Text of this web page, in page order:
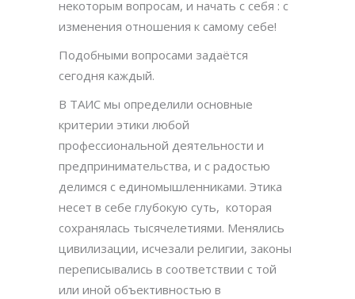
некоторым вопросам, и начать с себя : с
изменения отношения к самому себе!
Подобными вопросами задаётся
сегодня каждый.
В ТАИС мы определили основные
критерии этики любой
профессиональной деятельности и
предпринимательства, и с радостью
делимся с единомышленниками. Этика
несет в себе глубокую суть, которая
сохранялась тысячелетиями. Менялись
цивилизации, исчезали религии, законы
переписывались в соответствии с той
или иной объективностью в